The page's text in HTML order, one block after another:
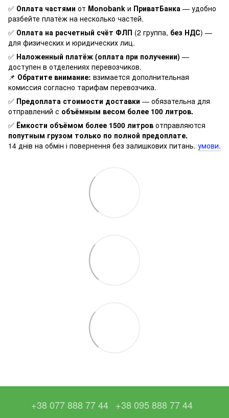
✅ Оплата частями от Monobank и ПриватБанка — удобно
разбейте платёж на несколько частей.
✅ Оплата на расчетный счёт ФЛП (2 группа, без НДС) —
для физических и юридических лиц.
✅ Наложенный платёж (оплата при получении) —
доступен в отделениях перевозчиков.
📌 Обратите внимание: взимается дополнительная
комиссия согласно тарифам перевозчика.
✅ Предоплата стоимости доставки — обязательна для
отправлений с объёмным весом более 100 литров.
✅ Ёмкости объёмом более 1500 литров отправляются
попутным грузом только по полной предоплате.
14 днів на обмін і повернення без залишкових питань. умови.
+38 077 888 77 44 +38 095 888 77 44